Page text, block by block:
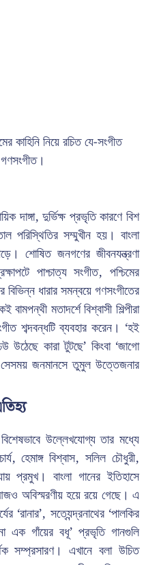
কাহিনি নিয়ে রচিত যে-সংগীত
দাঙ্গা, দুর্ভিক্ষ প্রভৃতি কারণে বিশ
সম্মুখীন হয়। বাংলা
শোষিত জনগণের জীবনযন্ত্রণা
পাশ্চাত্য সংগীত, পশ্চিমের
ধারার সমন্বয়ে গণসংগীতের
মতাদর্শে বিশ্বাসী শিল্পীরা
শব্দবন্ধটি ব্যবহার করেন। ‘হই
কারা টুটছে’ কিংবা ‘জাগো
সেসময় জনমানসে তুমুল উত্তেজনার
উল্লেখযোগ্য তার মধ্যে
হেমাঙ্গ বিশ্বাস, সলিল চৌধুরী,
প্রমুখ। বাংলা গানের ইতিহাসে
অবিস্মরণীয় হয়ে রয়ে গেছে। এ
‘রানার’, সত্যেন্দ্রনাথের ‘পালকির
এক গাঁয়ের বধূ’ প্রভৃতি গানগুলি
সম্প্রসারণ। এখানে বলা উচিত